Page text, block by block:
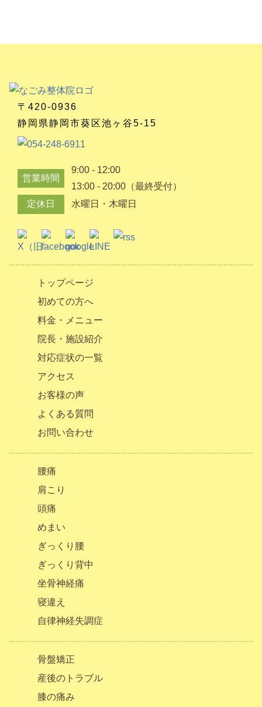
〒420-0936
静岡県静岡市葵区池ヶ谷5-15
営業時間
9:00 - 12:00
13:00 - 20:00（最終受付）
定休日
水曜日・木曜日
トップページ
初めての方へ
料金・メニュー
院長・施設紹介
対応症状の一覧
アクセス
お客様の声
よくある質問
お問い合わせ
腰痛
肩こり
頭痛
めまい
ぎっくり腰
ぎっくり背中
坐骨神経痛
寝違え
自律神経失調症
骨盤矯正
産後のトラブル
膝の痛み